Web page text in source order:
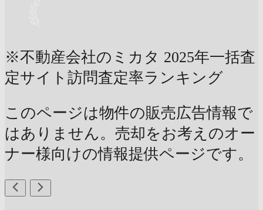
※不動産会社のミカタ 2025年一括査
定サイト訪問査定率ランキング
このページは物件の販売広告情報で
はありません。売却をお考えのオー
ナー様向けの情報提供ページです。